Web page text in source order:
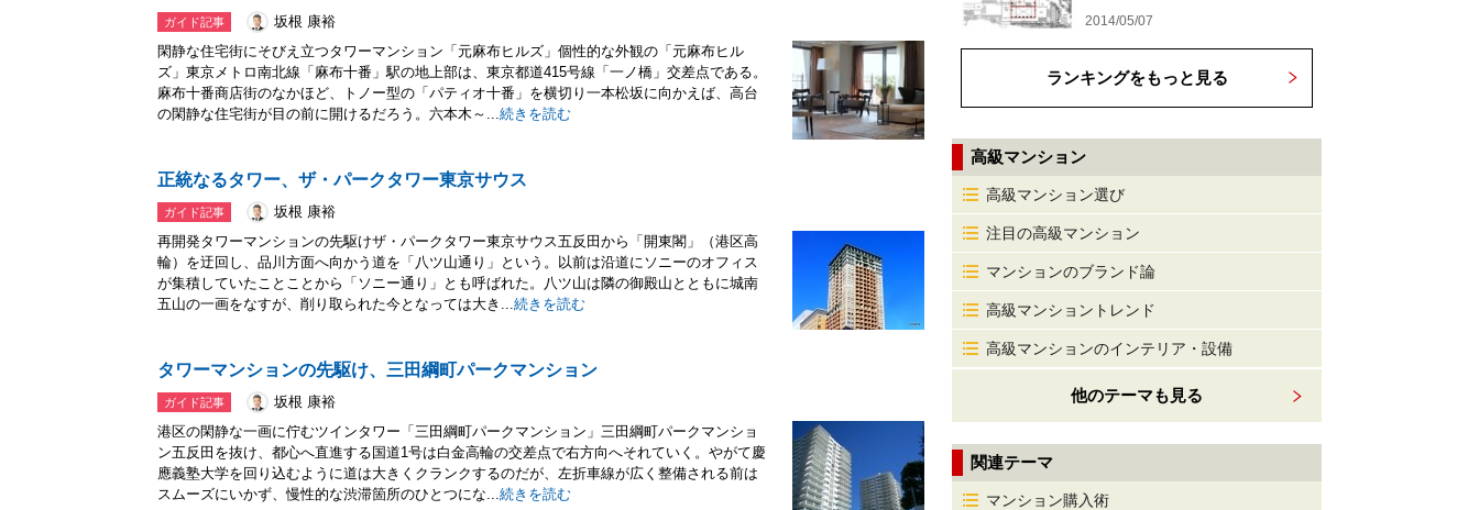
ガイド記事
坂根 康裕
閑静な住宅街にそびえ立つタワーマンション「元麻布ヒルズ」個性的な外観の「元麻布ヒル
ズ」東京メトロ南北線「麻布十番」駅の地上部は、東京都道415号線「一ノ橋」交差点である。
麻布十番商店街のなかほど、トノー型の「パティオ十番」を横切り一本松坂に向かえば、高台
の閑静な住宅街が目の前に開けるだろう。六本木～...続きを読む
正統なるタワー、ザ・パークタワー東京サウス
ガイド記事
坂根 康裕
再開発タワーマンションの先駆けザ・パークタワー東京サウス五反田から「開東閣」（港区高
輪）を迂回し、品川方面へ向かう道を「八ツ山通り」という。以前は沿道にソニーのオフィス
が集積していたことことから「ソニー通り」とも呼ばれた。八ツ山は隣の御殿山とともに城南
五山の一画をなすが、削り取られた今となっては大き...続きを読む
タワーマンションの先駆け、三田綱町パークマンション
ガイド記事
坂根 康裕
港区の閑静な一画に佇むツインタワー「三田綱町パークマンション」三田綱町パークマンショ
ン五反田を抜け、都心へ直進する国道1号は白金高輪の交差点で右方向へそれていく。やがて慶
應義塾大学を回り込むように道は大きくクランクするのだが、左折車線が広く整備される前は
スムーズにいかず、慢性的な渋滞箇所のひとつにな...続きを読む
2014/05/07
ランキングをもっと見る
高級マンション
高級マンション選び
注目の高級マンション
マンションのブランド論
高級マンショントレンド
高級マンションのインテリア・設備
他のテーマも見る
関連テーマ
マンション購入術